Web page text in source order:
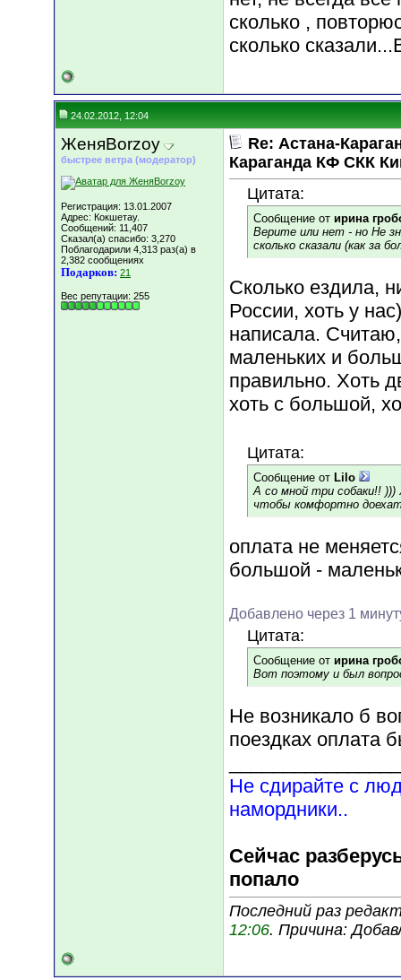
сколько ,
сколько
24.02.2012, 12:04
ЖеняBorzoy
быстрее ветра (модератор)
Регистрация: 13.01.2007
Адрес: Кокшетау.
Сообщений: 11,407
Сказал(а) спасибо: 3,270
Поблагодарили 4,313 раз(а) в
2,382 сообщениях
Подарков: 21
Вес репутации: 255
Re: Астана-
Караганда КФ СКК
Цитата:
Сообщение от ирина
Верите или нет - но Не
сколько сказали (как за
Сколько ездила,
России, хоть у
написала.
маленьких и
правильно. Хоть
хоть с большой,
Цитата:
Сообщение от Lilo
А со мной три собаки!!
чтобы комфортно
оплата не
большой -
Добавлено через 1
Цитата:
Сообщение от ирина
Вот поэтому и был
Не возникало б
поездках оплата
Не сдирайте с
намордники..
Сейчас
попало
Последний раз
12:06. Причина: